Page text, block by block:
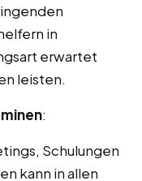
in
erwartet
leisten.
:
Schulungen
kann in allen